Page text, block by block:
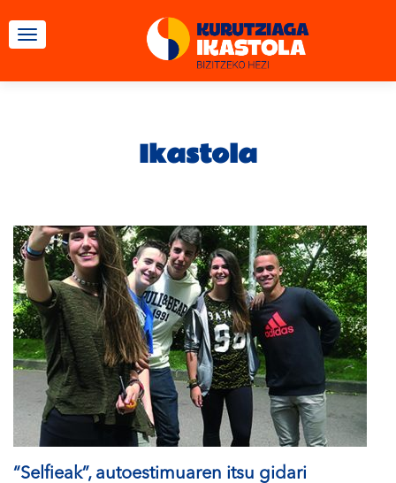
TOGGLE NAVIGATION
Ikastola
“Selfieak”, autoestimuaren itsu gidari